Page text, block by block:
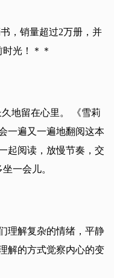
，销量超过2万册，并
光！＊＊
地留在心里。 《雪莉
一遍又一遍地翻阅这本
起阅读，放慢节奏，交
一会儿。
理解复杂的情绪，平静
解的方式觉察内心的变